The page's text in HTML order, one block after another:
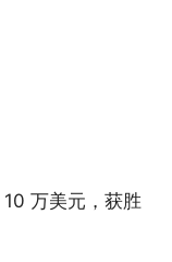
万美元，获胜